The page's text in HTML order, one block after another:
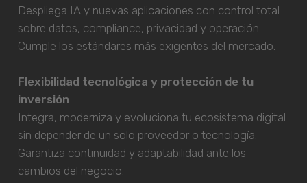
Despliega IA y nuevas aplicaciones con control total
sobre datos, compliance, privacidad y operación.
Cumple los estándares más exigentes del mercado.
Flexibilidad tecnológica y protección de tu
inversión
Integra, moderniza y evoluciona tu ecosistema digital
sin depender de un solo proveedor o tecnología.
Garantiza continuidad y adaptabilidad ante los
cambios del negocio.